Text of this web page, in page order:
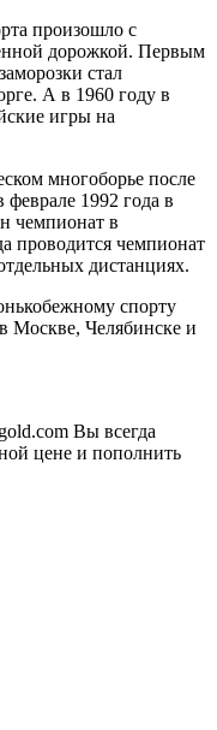
произошло с
дорожкой. Первым
стал
А в 1960 году в
игры на
многоборье после
феврале 1992 года в
чемпионат в
проводится чемпионат
дистанциях.
спорту
Москве, Челябинске и
Вы всегда
цене и пополнить